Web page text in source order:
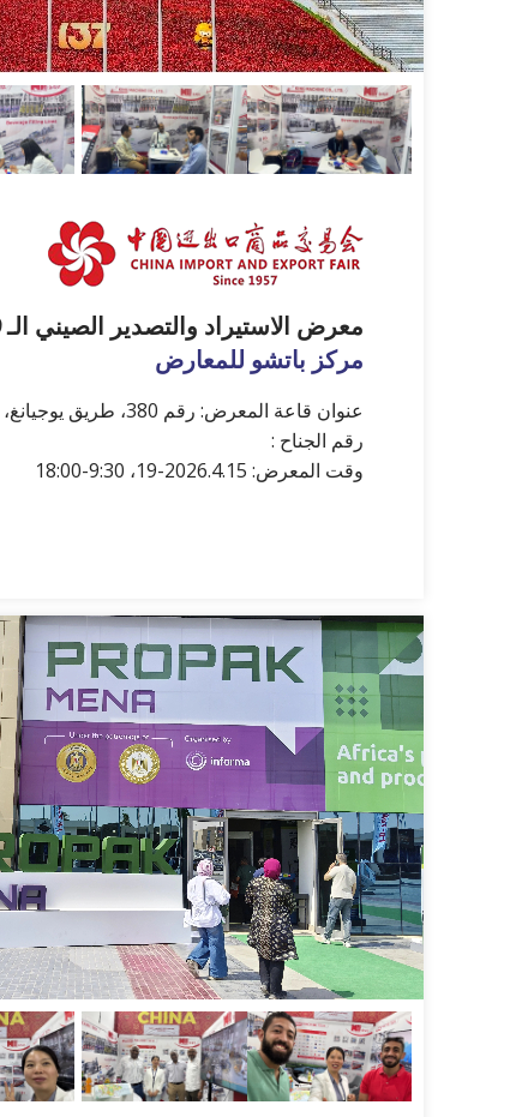
معرض الاستيراد والتصدير الصيني الـ 139 (معرض كانتون)
مركز باتشو للمعارض
عنوان قاعة المعرض: رقم 380، طريق يوجيانغ، قوانغتشو
رقم الجناح :
وقت المعرض: 2026.4.15-19، 9:30-18:00